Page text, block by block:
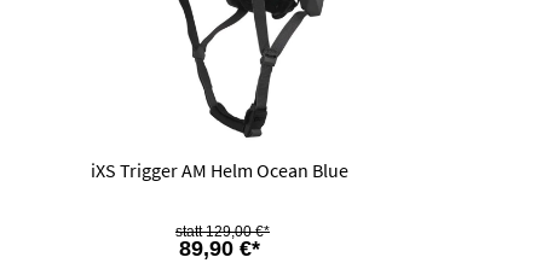
iXS Trigger AM Helm Ocean Blue
89,90 €*
129,00 €*